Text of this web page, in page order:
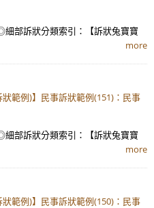
部訴狀分類索引：【訴狀兔寶寶
more
範例)】民事訴狀範例(151)：民事
部訴狀分類索引：【訴狀兔寶寶
more
範例)】民事訴狀範例(150)：民事